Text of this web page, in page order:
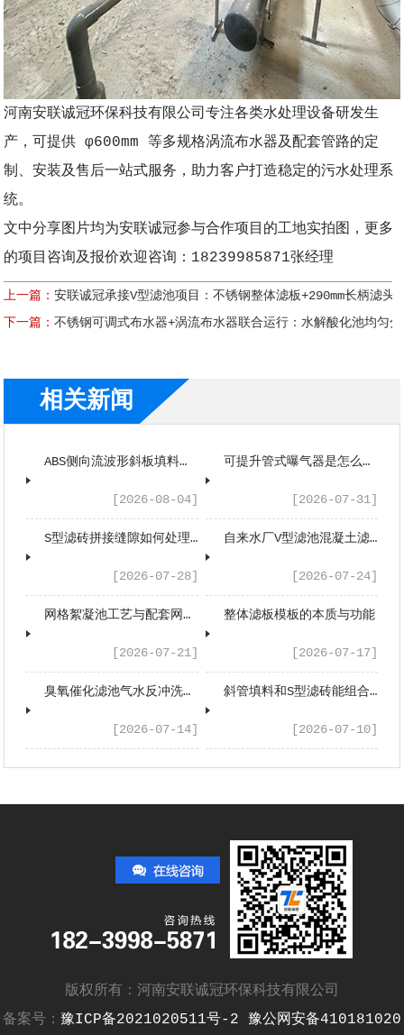
河南安联诚冠环保科技有限公司专注各类水处理设备研发生
产，可提供 φ600mm 等多规格涡流布水器及配套管路的定
制、安装及售后一站式服务，助力客户打造稳定的污水处理系
统。
文中分享图片均为安联诚冠参与合作项目的工地实拍图，更多
的项目咨询及报价欢迎咨询：18239985871张经理
上一篇：安联诚冠承接V型滤池项目：不锈钢整体滤板+290mm长柄滤头
下一篇：不锈钢可调式布水器+涡流布水器联合运行：水解酸化池均匀
相关新闻
ABS侧向流波形斜板填料是什么工作原理？
[2026-08-04]
可提升管式曝气器是怎么工作的？
[2026-07-31]
S型滤砖拼接缝隙如何处理？
[2026-07-28]
自来水厂V型滤池混凝土滤板的工艺应用与性能优势
[2026-07-24]
网格絮凝池工艺与配套网格填料工程应用浅析
[2026-07-21]
整体滤板模板的本质与功能
[2026-07-17]
臭氧催化滤池气水反冲洗系统配套设备有哪些？
[2026-07-14]
斜管填料和S型滤砖能组合应用吗？
[2026-07-10]
版权所有：河南安联诚冠环保科技有限公司
备案号： 豫ICP备2021020511号-2 豫公网安备410181020